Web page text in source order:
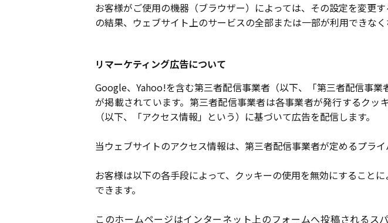
お客様がご使用の機器（ブラウザー）によっては、その設定を変更
の結果、ウェブサイト上のサービスの全部または一部が利用できな
リマーケティング広告について
Google、Yahoo!を含む第三者配信事業者（以下、「第三者配信事
が掲載されています。第三者配信事業者は各事業者が発行するク
（以下、「アクセス情報」という）に基づいて広告を配信します。
当ウェブサイトのアクセス情報は、第三者配信事業者が定めるプライ
お客様は以下の各手段によって、クッキーの使用を無効にすること
できます。
このホームページはインターネット上のフォームへ投稿される